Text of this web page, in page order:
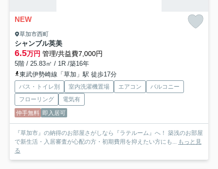
NEW
草加市西町
シャンブル英美
6.5万円 管理/共益費7,000円
5階 / 25.83㎡ / 1R /築16年
東武伊勢崎線「草加」駅 徒歩17分
バス・トイレ別 室内洗濯機置場 エアコン
バルコニー
フローリング
電気有
仲手無料 即入居可
『草加市』の納得のお部屋さがしなら『ラテルーム』へ！ 築浅のお部屋
で新生活・入居審査が心配の方・初期費用を抑えたい方にも... もっと見
る